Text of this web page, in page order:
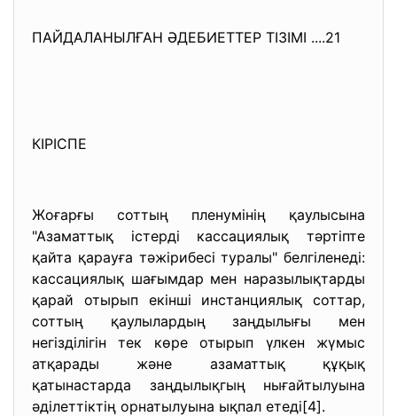
ПАЙДАЛАНЫЛҒАН ӘДЕБИЕТТЕР ТІЗІМІ ....21
КІРІСПЕ
Жоғарғы соттың пленумінің қаулысына
"Азаматтық істерді кассациялық тәртіпте
қайта қарауға тәжірибесі туралы" белгіленеді:
кассациялық шағымдар мен наразылықтарды
қарай отырып екінші инстанциялық соттар,
соттың қаулылардың заңдылығы мен
негізділігін тек көре отырып үлкен жүмыс
атқарады және азаматтық құқық
қатынастарда заңдылықгың нығайтылуына
әділеттіктің орнатылуына ықпал етеді[4].